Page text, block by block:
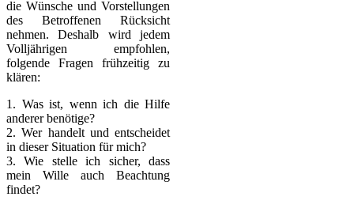
die Wünsche und Vorstellungen
des Betroffenen Rücksicht
nehmen. Deshalb wird jedem
Volljährigen empfohlen,
folgende Fragen frühzeitig zu
klären:
1. Was ist, wenn ich die Hilfe
anderer benötige?
2. Wer handelt und entscheidet
in dieser Situation für mich?
3. Wie stelle ich sicher, dass
mein Wille auch Beachtung
findet?